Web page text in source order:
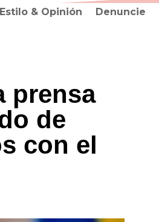
Estilo & Opinión Denuncie
prensa
de
con el